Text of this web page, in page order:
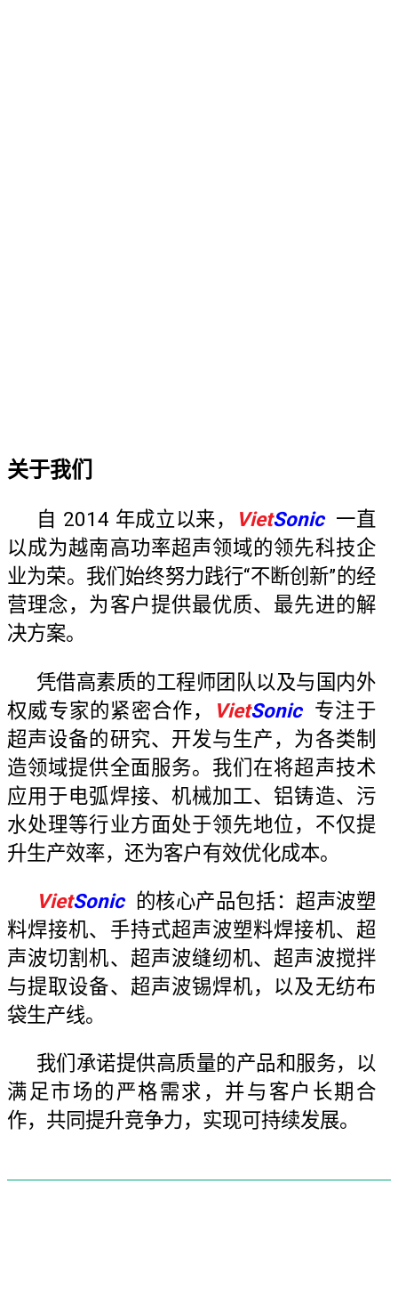
关于我们
自 2014 年成立以来， VietSonic 一直
以成为越南高功率超声领域的领先科技企
业为荣。我们始终努力践行“不断创新”的经
营理念，为客户提供最优质、最先进的解
决方案。
凭借高素质的工程师团队以及与国内外
权威专家的紧密合作，
VietSonic 专注于
超声设备的研究、开发与生产，为各类制
造领域提供全面服务。我们在将超声技术
应用于电弧焊接、机械加工、铝铸造、污
水处理等行业方面处于领先地位，不仅提
升生产效率，还为客户有效优化成本。
VietSonic 的核心产品包括：超声波塑
料焊接机、手持式超声波塑料焊接机、超
声波切割机、超声波缝纫机、超声波搅拌
与提取设备、超声波锡焊机，以及无纺布
袋生产线。
我们承诺提供高质量的产品和服务，以
满足市场的严格需求，并与客户长期合
作，共同提升竞争力，实现可持续发展。